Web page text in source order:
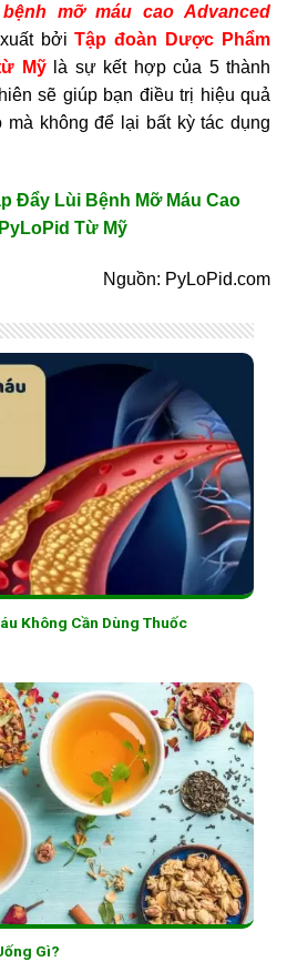
mỡ máu cao Advanced
bởiTập đoàn Dược Phẩm
Mỹ
là sự kết hợp của 5 thành
sẽ giúp bạn điều trị hiệu quả
mà không để lại bất kỳ tác dụng
Đẩy Lùi Bệnh Mỡ Máu Cao
Từ Mỹ
Nguồn: PyLoPid.com
Không Cần Dùng Thuốc
Gì?